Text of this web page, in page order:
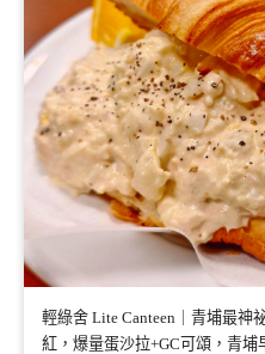
輕綠舍 Lite Canteen｜青埔最神
紅，爆量蛋沙拉+GC可頌，青埔